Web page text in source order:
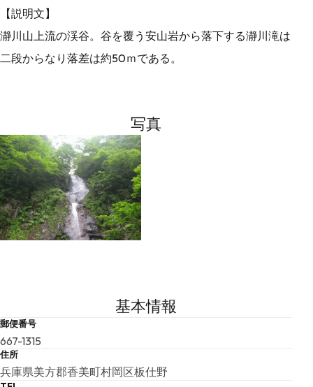
【説明文】
瀞川山上流の渓谷。谷を覆う安山岩から落下する瀞川滝は
二段からなり落差は約50ｍである。
写真
基本情報
郵便番号
667-1315
住所
兵庫県美方郡香美町村岡区板仕野